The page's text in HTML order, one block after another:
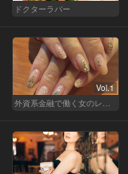
ドクターラバー
Vol.1
外資系金融で働く女のレストラン事情